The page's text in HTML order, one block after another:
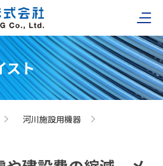
スト
河川施設用機器